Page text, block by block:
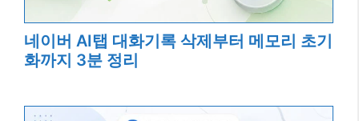
네이버 AI탭 대화기록 삭제부터 메모리 초기
화까지 3분 정리